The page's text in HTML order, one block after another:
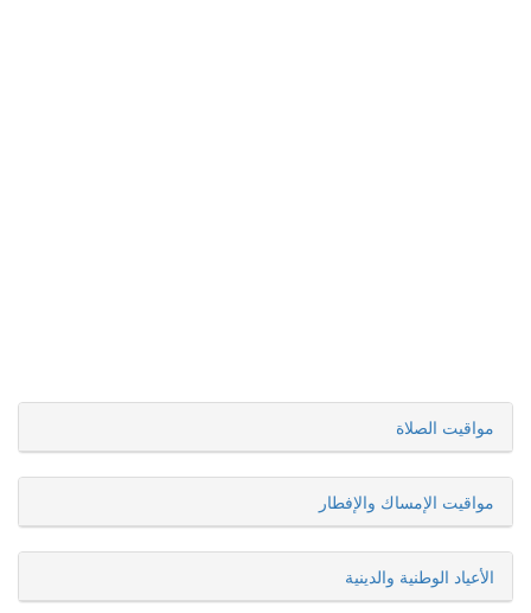
مواقيت الصلاة
مواقيت الإمساك والإفطار
الأعياد الوطنية والدينية